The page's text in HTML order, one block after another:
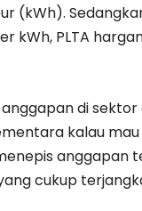
(kWh).
kWh, PLTA
di
kalau
anggapan
cukup